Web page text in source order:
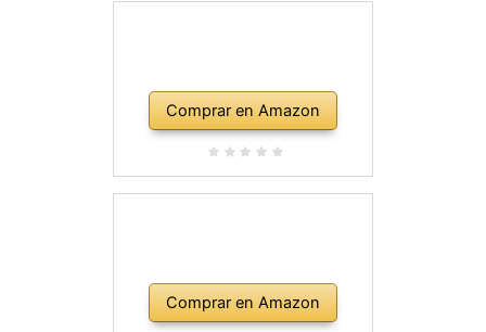
Comprar en Amazon
Comprar en Amazon